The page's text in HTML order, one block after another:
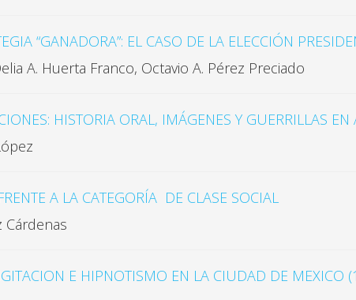
“GANADORA”: EL CASO DE LA ELECCIÓN
A. Huerta Franco, Octavio A. Pérez Preciado
HISTORIA ORAL, IMÁGENES Y GUERRILLAS
A LA CATEGORÍA DE CLASE SOCIAL
Cárdenas
E HIPNOTISMO EN LA CIUDAD DE MEXICO